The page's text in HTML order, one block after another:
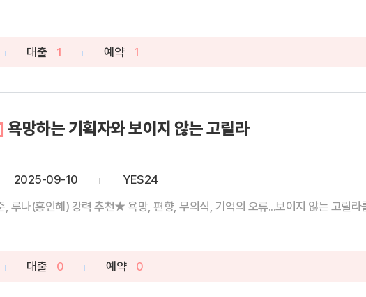
대출 1 예약 1
욕망하는 기획자와 보이지 않는 고릴라
2025-09-10
YES24
★최인아, 편성준, 루나(홍인혜) 강력 추천★ 욕망, 편향, 무의식, 기억의 오류...보이지 않는 고릴
대출 0 예약 0